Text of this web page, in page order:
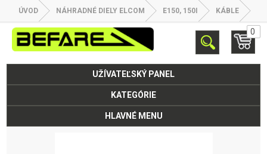
ÚVOD NÁHRADNÉ DIELY ELCOM E150, 150I KÁBLE
0
UŽÍVATEĽSKÝ PANEL
KATEGÓRIE
HLAVNÉ MENU